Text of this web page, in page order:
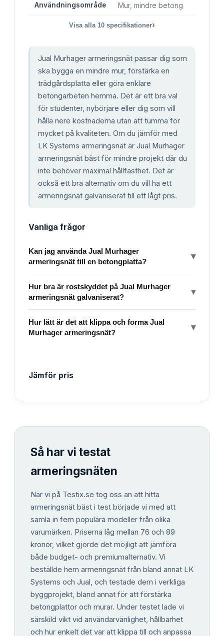
Användningsområde Mur, mindre betong
Visa alla 10 specifikationer›
Jual Murhager armeringsnät passar dig som
ska bygga en mindre mur, förstärka en
trädgårdsplatta eller göra enklare
betongarbeten hemma. Det är ett bra val
för studenter, nybörjare eller dig som vill
hålla nere kostnaderna utan att tumma för
mycket på kvaliteten. Om du jämför med
LK Systems armeringsnät är Jual Murhager
armeringsnät bäst för mindre projekt där du
inte behöver maximal hållfasthet. Det är
också ett bra alternativ om du vill ha ett
armeringsnät galvaniserat till ett lågt pris.
Vanliga frågor
Kan jag använda Jual Murhager
armeringsnät till en betongplatta?
▾
Hur bra är rostskyddet på Jual Murhager
armeringsnät galvaniserat?
▾
Hur lätt är det att klippa och forma Jual
Murhager armeringsnät?
▾
Jämför pris
Så har vi testat
armeringsnäten
När vi på Testix.se tog oss an att hitta
armeringsnät bäst i test började vi med att
samla in fem populära modeller från olika
varumärken. Priserna låg mellan 76 och 89
kronor, vilket gjorde det möjligt att jämföra
både budget- och premiumalternativ. Vi
beställde hem armeringsnät från bland annat LK
Systems och Jual, och testade dem i verkliga
byggprojekt, bland annat för att förstärka
betongplattor och murar. Under testet lade vi
särskild vikt vid användarvänlighet, hållbarhet
och hur enkelt det var att klippa till och anpassa